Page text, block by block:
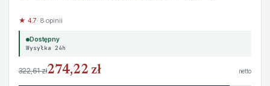
★ 4.7· 8 opinii
Dostępny
Wysyłka 24h
322,61 zł274,22 zł netto